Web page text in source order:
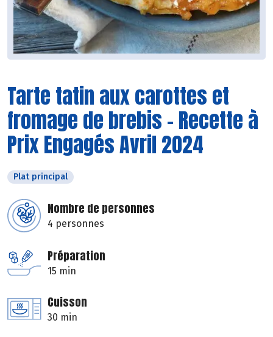
Tarte tatin aux carottes et
fromage de brebis - Recette à
Prix Engagés Avril 2024
Plat principal
Nombre de personnes
4 personnes
Préparation
15 min
Cuisson
30 min